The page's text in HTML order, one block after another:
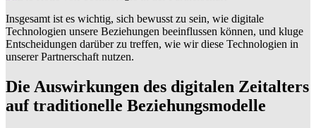
Insgesamt ist es wichtig, sich bewusst zu sein, wie digitale
Technologien unsere Beziehungen beeinflussen können, und kluge
Entscheidungen darüber zu treffen, wie wir diese Technologien in
unserer Partnerschaft nutzen.
Die Auswirkungen des digitalen Zeitalters
auf traditionelle Beziehungsmodelle